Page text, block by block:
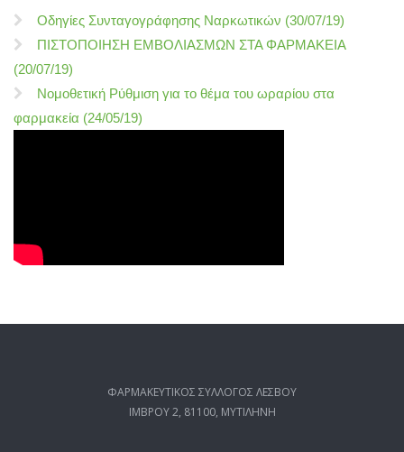
Οδηγίες Συνταγογράφησης Ναρκωτικών (30/07/19)
ΠΙΣΤΟΠΟΙΗΣΗ ΕΜΒΟΛΙΑΣΜΩΝ ΣΤΑ ΦΑΡΜΑΚΕΙΑ
(20/07/19)
Νομοθετική Ρύθμιση για το θέμα του ωραρίου στα
φαρμακεία (24/05/19)
ΦΑΡΜΑΚΕΥΤΙΚΟΣ ΣΥΛΛΟΓΟΣ ΛΕΣΒΟΥ
ΙΜΒΡΟΥ 2, 81100, ΜΥΤΙΛΗΝΗ